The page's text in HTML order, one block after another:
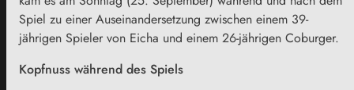
Spiel zu einer Auseinandersetzung zwischen einem 39-
jährigen Spieler von Eicha und einem 26-jährigen Coburger.
Kopfnuss während des Spiels